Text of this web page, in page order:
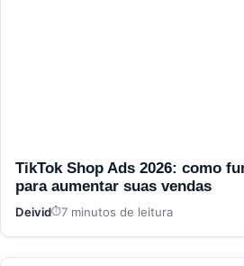
TikTok Shop Ads 2026: como
para aumentar suas vendas
Deivid 7 minutos de leitura